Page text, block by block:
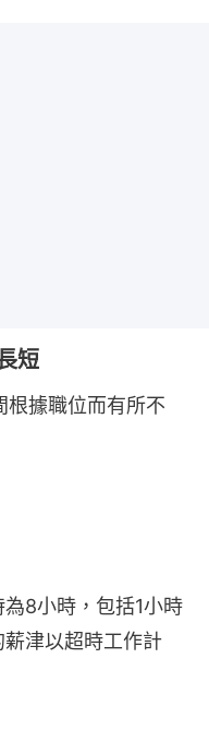
短
根據職位而有所不
8小時，包括1小時
津以超時工作計